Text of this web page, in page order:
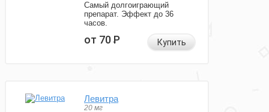
Самый долгоиграющий
препарат. Эффект до 36
часов.
от 70Р Купить
Левитра
20 мг